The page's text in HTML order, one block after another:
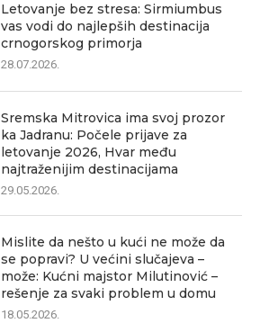
Letovanje bez stresa: Sirmiumbus
vas vodi do najlepših destinacija
crnogorskog primorja
28.07.2026.
Sremska Mitrovica ima svoj prozor
ka Jadranu: Počele prijave za
letovanje 2026, Hvar među
najtraženijim destinacijama
29.05.2026.
Mislite da nešto u kući ne može da
se popravi? U većini slučajeva –
može: Kućni majstor Milutinović –
rešenje za svaki problem u domu
18.05.2026.